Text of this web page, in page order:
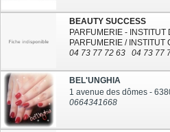
BEAUTY SUCCESS
04 73 77 72 63
04 73 77
BEL'UNGHIA
1 avenue des dômes -
0664341668